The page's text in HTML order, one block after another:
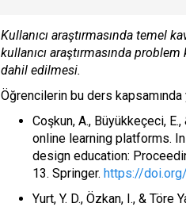
Kullanıcı araştırmasında temel
kullanıcı araştırmasında
dahil edilmesi.
Öğrencilerin bu ders
Coşkun, A., Büyükkeçeci,
online learning platforms. In
design education:
13. Springer. https://
Yurt, Y. D., Özkan, I., &